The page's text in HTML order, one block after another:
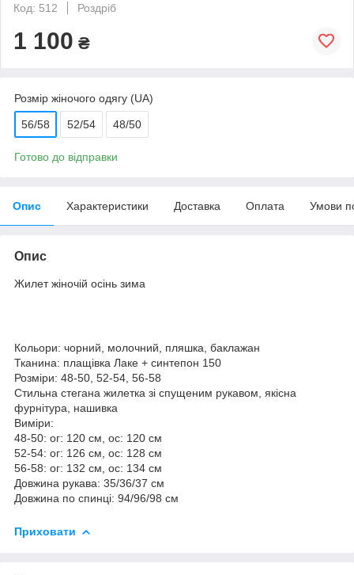
Код: 512
Роздріб
1 100 ₴
Розмір жіночого одягу (UA)
56/58 52/54 48/50
Готово до відправки
Опис Характеристики Доставка Оплата Умови
Опис
Жилет жіночій осінь зима
Кольори: чорний, молочний, пляшка, баклажан
Тканина: плащівка Лаке + синтепон 150
Розміри: 48-50, 52-54, 56-58
Стильна стегана жилетка зі спущеним рукавом, якісна
фурнітура, нашивка
Виміри:
48-50: ог: 120 см, ос: 120 см
52-54: ог: 126 см, ос: 128 см
56-58: ог: 132 см, ос: 134 см
Довжина рукава: 35/36/37 см
Довжина по спинці: 94/96/98 см
Приховати